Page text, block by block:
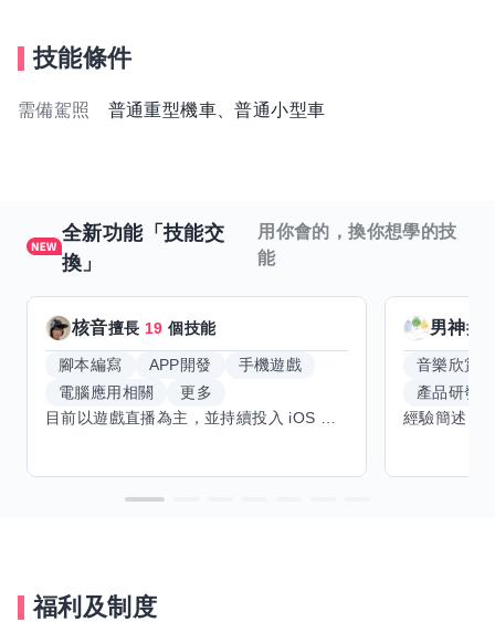
技能條件
需備駕照 普通重型機車、普通小型車
全新功能「技能交
換」
用你會的，換你想學的技
能
核音擅長 19 個技能
腳本編寫 APP開發
手機遊戲
電腦應用相關
更多
男神擅
音樂欣賞
產品研發
福利及制度